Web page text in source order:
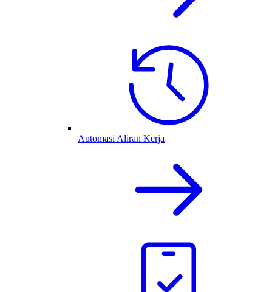
Automasi Aliran Kerja